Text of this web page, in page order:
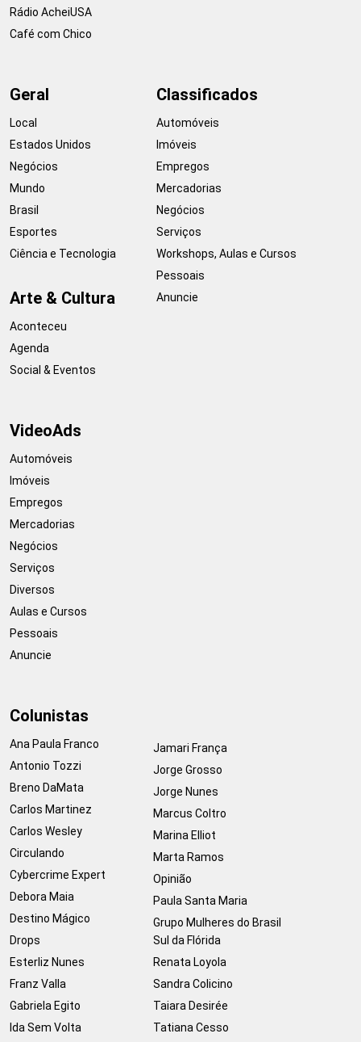
Rádio AcheiUSA
Café com Chico
Geral
Local
Estados Unidos
Negócios
Mundo
Brasil
Esportes
Ciência e Tecnologia
Arte & Cultura
Aconteceu
Agenda
Social & Eventos
Classificados
Automóveis
Imóveis
Empregos
Mercadorias
Negócios
Serviços
Workshops, Aulas e Cursos
Pessoais
Anuncie
VideoAds
Automóveis
Imóveis
Empregos
Mercadorias
Negócios
Serviços
Diversos
Aulas e Cursos
Pessoais
Anuncie
Colunistas
Ana Paula Franco
Antonio Tozzi
Breno DaMata
Carlos Martinez
Carlos Wesley
Circulando
Cybercrime Expert
Debora Maia
Destino Mágico
Drops
Esterliz Nunes
Franz Valla
Gabriela Egito
Ida Sem Volta
Jamari França
Jorge Grosso
Jorge Nunes
Marcus Coltro
Marina Elliot
Marta Ramos
Opinião
Paula Santa Maria
Grupo Mulheres do Brasil
Sul da Flórida
Renata Loyola
Sandra Colicino
Taiara Desirée
Tatiana Cesso